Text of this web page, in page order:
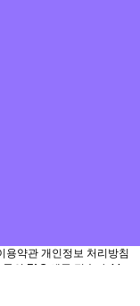
용약관 개인정보 처리방침
문의 FAQ 새글 접속자 44
용약관